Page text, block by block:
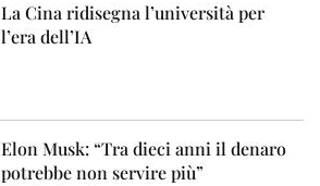
La Cina ridisegna l’università per
l’era dell’IA
Elon Musk: “Tra dieci anni il denaro
potrebbe non servire più”